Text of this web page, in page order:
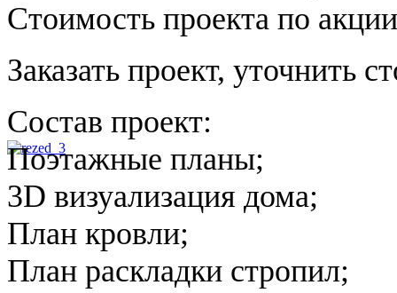
Стоимость проекта по
Заказать проект, уточнить
Состав проект:
Поэтажные планы;
3D визуализация дома;
План кровли;
План раскладки стропил;